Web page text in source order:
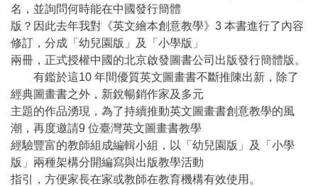
名，並詢問何時能在中國發行簡體
版？因此去年我對《英文繪本創意教學》3 本書進行了內容
修訂，分成「幼兒園版」及「小學版」
兩冊，正式授權中國的北京啟發圖書公司出版發行簡體版。
有鑑於這10 年間優質英文圖畫書不斷推陳出新，除了
經典圖畫書之外，新銳暢銷作家及多元
主題的作品湧現，為了持續推動英文圖畫書創意教學的風
潮，再度邀請9 位臺灣英文圖畫書教學
經驗豐富的教師組成編輯小組，以「幼兒園版」及「小學
版」兩種架構分開編寫與出版教學活動
指引，方便家長在家或教師在教育機構有效使用。